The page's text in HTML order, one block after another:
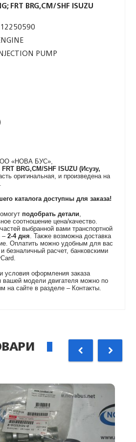
FRT BRG,CM/SHF ISUZU
PUMP
«НОВА БУС»,
FRT BRG,CM/SHF ISUZU (Исузу,
оригинальная, и произведена на
каталога доступны для заказа!
подобрать детали,
соотношение цена/качество.
выбранной вами транспортной
–2-4 дня. Также возможна доставка
Оплатить можно удобным для вас
безналичный расчет, банковскими
условия оформления заказа
вашей модели двигателя можно по
на сайте в разделе – Контакты.